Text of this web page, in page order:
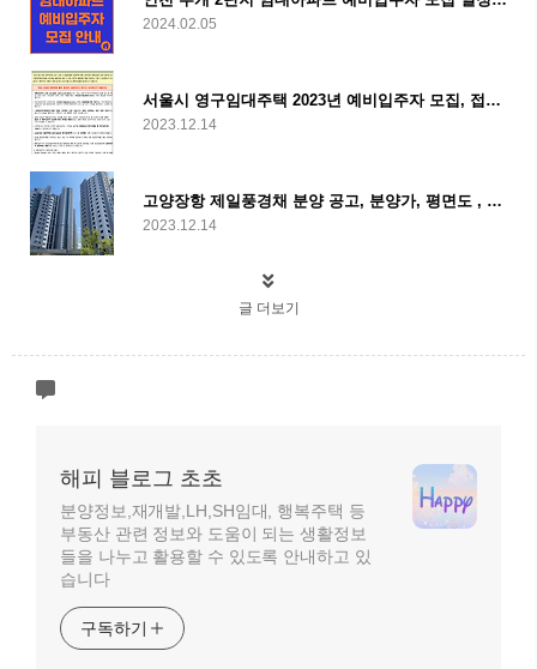
2024.02.05
서울시 영구임대주택 2023년 예비입주자 모집, 접수안내
2023.12.14
고양장항 제일풍경채 분양 공고, 분양가, 평면도 , 견본 주택
2023.12.14
글 더보기
해피 블로그 초초
분양정보,재개발,LH,SH임대, 행복주택 등
부동산 관련 정보와 도움이 되는 생활정보
들을 나누고 활용할 수 있도록 안내하고 있
습니다
구독하기